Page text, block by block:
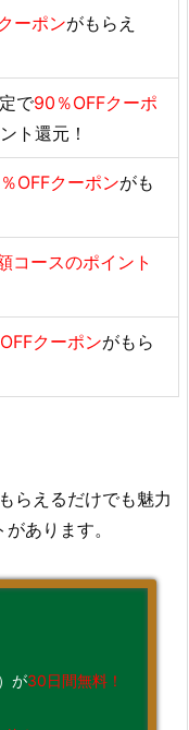
ーポンがもらえ
で90％OFFクーポ
ト還元！
OFFクーポンがも
コースのポイント
クーポンがもら
らえるだけでも魅力
あります。
が30日間無料！